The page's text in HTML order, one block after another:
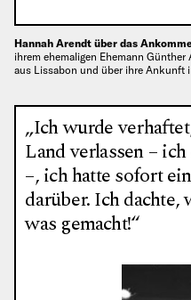
Hannah Arendt über das
ihrem ehemaligen Ehemann
aus Lissabon und über ihre Ankunft
„Ich wurde
Land verlassen –
–, ich hatte sofort
darüber. Ich dachte,
was gemacht!“